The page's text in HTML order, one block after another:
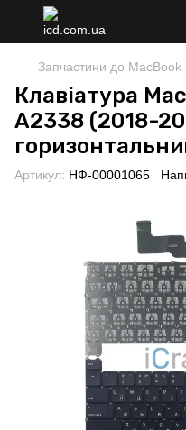
Запчастини до MacBook
Клавіатура
A2338 (2018-
Артикул: НФ-00001065